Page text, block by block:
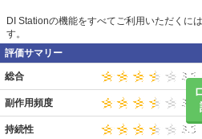
DI Stationの機能をすべてご利用いただくには
す。
評価サマリー
総合
副作用頻度
持続性